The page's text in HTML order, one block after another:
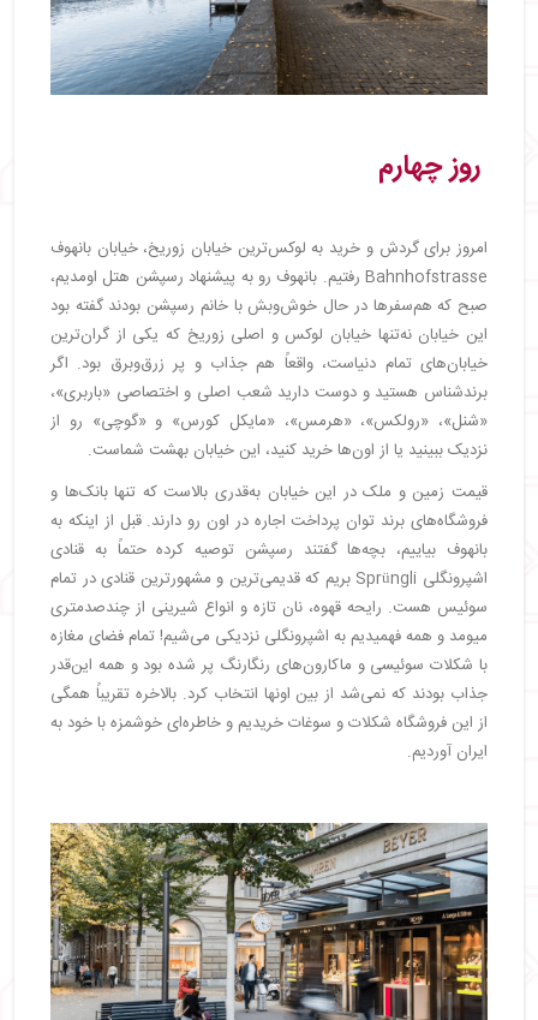
روز چهارم
امروز برای گردش و خرید به لوکس‌ترین خیابان زوریخ، خیابان بانهوف
Bahnhofstrasse رفتیم. بانهوف رو به پیشنهاد رسپشن هتل اومدیم،
صبح که هم‌سفرها در حال خوش‌وبش با خانم رسپشن بودند گفته بود
این خیابان نه‌تنها خیابان لوکس و اصلی زوریخ که یکی از گران‌ترین
خیابان‌های تمام دنیاست، واقعاً هم جذاب و پر زرق‌وبرق بود. اگر
برندشناس هستید و دوست دارید شعب اصلی و اختصاصی «باربری»،
«شنل»، «رولکس»، «هرمس»، «مایکل کورس» و «گوچی» رو از
نزدیک ببینید یا از اون‌ها خرید کنید، این خیابان بهشت شماست.
قیمت زمین و ملک در این خیابان به‌قدری بالاست که تنها بانک‌ها و
فروشگاه‌های برند توان پرداخت اجاره در اون رو دارند. قبل از اینکه به
بانهوف بیاییم، بچه‌ها گفتند رسپشن توصیه کرده حتماً به قنادی
اشپرونگلی Sprüngli بریم که قدیمی‌ترین و مشهورترین قنادی در تمام
سوئیس هست. رایحه قهوه، نان تازه و انواع شیرینی از چندصدمتری
میومد و همه فهمیدیم به اشپرونگلی نزدیکی می‌شیم! تمام فضای مغازه
با شکلات سوئیسی و ماکارون‌های رنگارنگ پر شده بود و همه این‌قدر
جذاب بودند که نمی‌شد از بین اونها انتخاب کرد. بالاخره تقریباً همگی
از این فروشگاه شکلات و سوغات خریدیم و خاطره‌ای خوشمزه با خود به
ایران آوردیم.